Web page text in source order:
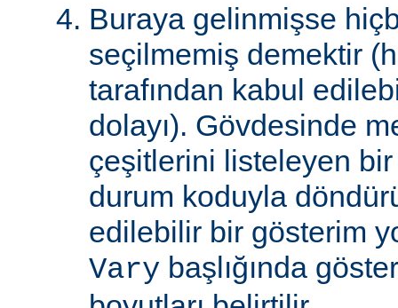
Buraya gelinmişse
seçilmemiş demektir
tarafından kabul
dolayı). Gövdesinde
çeşitlerini listeleyen
durum koduyla
edilebilir bir gösterim
Vary başlığında